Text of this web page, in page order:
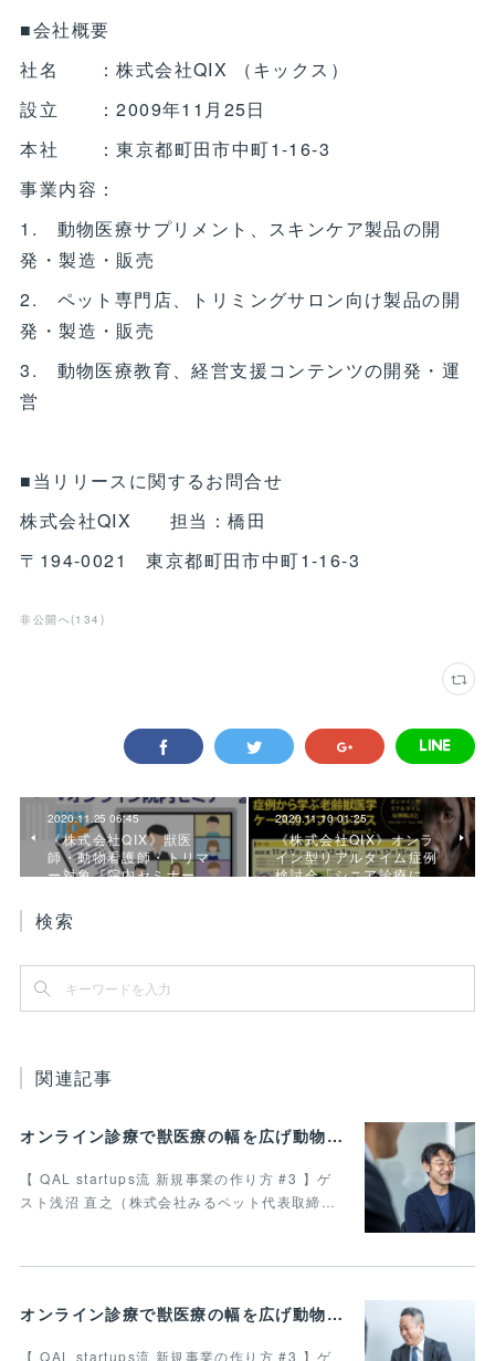
■会社概要
社名 ：株式会社QIX （キックス）
設立 ：2009年11月25日
本社 ：東京都町田市中町1-16-3
事業内容：
1. 動物医療サプリメント、スキンケア製品の開
発・製造・販売
2. ペット専門店、トリミングサロン向け製品の開
発・製造・販売
3. 動物医療教育、経営支援コンテンツの開発・運
営
■当リリースに関するお問合せ
株式会社QIX 担当：橋田
〒194-0021 東京都町田市中町1-16-3
非公開へ(134 )
2020.11.25 06:45
《株式会社QIX》獣医
師・動物看護師・トリマ
ー対象『院内セミナー…
2020.11.10 01:25
《株式会社QIX》オンラ
イン型リアルタイム症例
検討会「シニア診療に…
検索
関連記事
オンライン診療で獣医療の幅を広げ動物病院の業務効率化を叶えたい 最終回
【 QAL startups流 新規事業の作り方 #3 】ゲ
スト浅沼 直之（株式会社みるペット代表取締…
オンライン診療で獣医療の幅を広げ動物病院の業務効率化を叶えたい Vol.4
【 QAL startups流 新規事業の作り方 #3 】ゲ